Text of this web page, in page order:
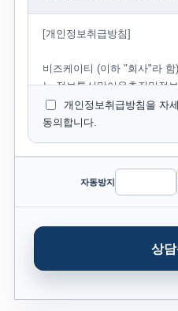
[개인정보취급방침]
비즈케이티 (이하 "회사"라 함)
는 정보통신망이용촉진및정
개인정보보호법 등 개인정보
준수하고 있으며, 개인정보취
개인정보취급방침을 통하여
용도와 방식으로 이용되고
회사가 어떠한 조치를 취하
개인정보취급방침을 개정하
(또는 개별공지)을 통하여 공
개인정보취급방침을 자
동의합니다.
자동방지
상